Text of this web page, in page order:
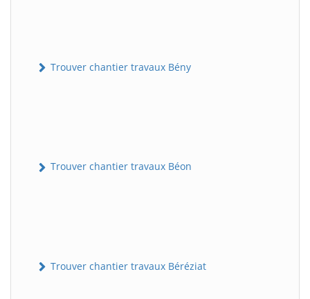
Trouver chantier travaux Bény
Trouver chantier travaux Béon
Trouver chantier travaux Béréziat